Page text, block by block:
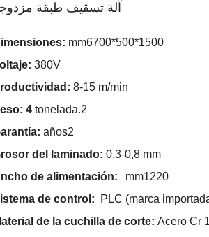
آلة تسقيف طبقة
mm6700*500*1500
380V
8-15 m/min
4 tonelada.2
años2
del laminado: 0,3-0,8 mm
de alimentación:
mm1220
de control:
PLC (marca
de la cuchilla de corte: Acero Cr